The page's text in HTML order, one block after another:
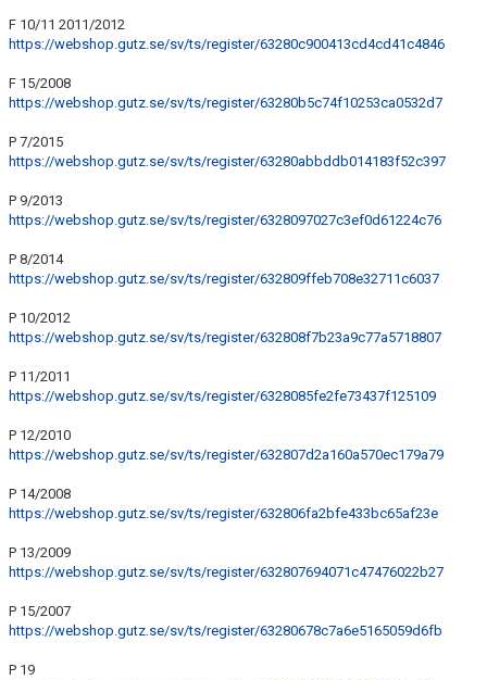
F 10/11 2011/2012
https://webshop.gutz.se/sv/ts/register/63280c900413cd4cd41c4846
F 15/2008
https://webshop.gutz.se/sv/ts/register/63280b5c74f10253ca0532d7
P 7/2015
https://webshop.gutz.se/sv/ts/register/63280abbddb014183f52c397
P 9/2013
https://webshop.gutz.se/sv/ts/register/6328097027c3ef0d61224c76
P 8/2014
https://webshop.gutz.se/sv/ts/register/632809ffeb708e32711c6037
P 10/2012
https://webshop.gutz.se/sv/ts/register/632808f7b23a9c77a5718807
P 11/2011
https://webshop.gutz.se/sv/ts/register/6328085fe2fe73437f125109
P 12/2010
https://webshop.gutz.se/sv/ts/register/632807d2a160a570ec179a79
P 14/2008
https://webshop.gutz.se/sv/ts/register/632806fa2bfe433bc65af23e
P 13/2009
https://webshop.gutz.se/sv/ts/register/632807694071c47476022b27
P 15/2007
https://webshop.gutz.se/sv/ts/register/63280678c7a6e5165059d6fb
P 19